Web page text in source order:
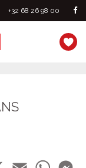
+32 68 26 98 00
Email